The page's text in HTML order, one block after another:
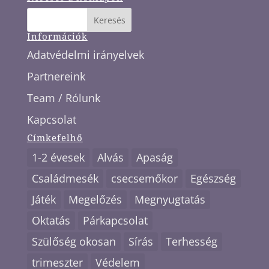
Információk
Adatvédelmi irányelvek
Partnereink
Team / Rólunk
Kapcsolat
Címkefelhő
1-2 évesek Alvás
Apaság
Családmesék
csecsemőkor
Egészség
Játék
Megelőzés
Megnyugtatás
Oktatás
Párkapcsolat
Szülőség okosan
Sírás
Terhesség
trimeszter
Védelem